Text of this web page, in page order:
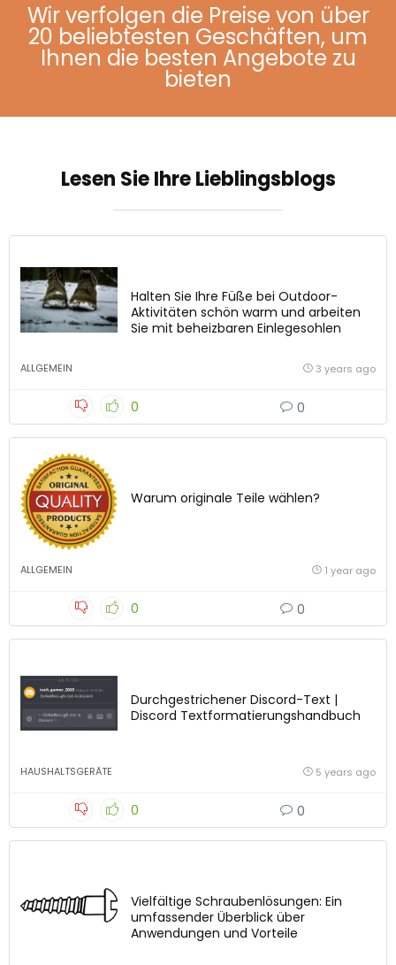
Wir verfolgen die Preise von über
20 beliebtesten Geschäften, um
Ihnen die besten Angebote zu
bieten
Lesen Sie Ihre Lieblingsblogs
Halten Sie Ihre Füße bei Outdoor-
Aktivitäten schön warm und arbeiten
Sie mit beheizbaren Einlegesohlen
ALLGEMEIN 3 years ago
0 0
Warum originale Teile wählen?
ALLGEMEIN 1 year ago
0 0
Durchgestrichener Discord-Text |
Discord Textformatierungshandbuch
HAUSHALTSGERÄTE 5 years ago
0 0
Vielfältige Schraubenlösungen: Ein
umfassender Überblick über
Anwendungen und Vorteile